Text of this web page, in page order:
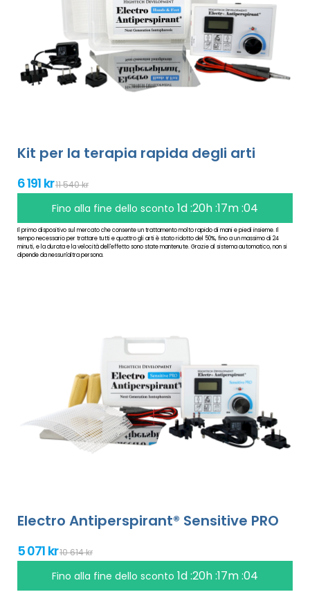
Kit per la terapia rapida degli arti
6 191 kr11 540 kr
Fino alla fine dello sconto1d :20h :17m :03
Il primo dispositivo sul mercato che consente un trattamento molto rapido di mani e piedi insieme. Il
tempo necessario per trattare tutti e quattro gli arti è stato ridotto del 50%, fino a un massimo di 24
minuti, e la durata e la velocità dell'effetto sono state mantenute. Grazie al sistema automatico, non si
dipende da nessun'altra persona.
Electro Antiperspirant® Sensitive PRO
5 071 kr10 614 kr
Fino alla fine dello sconto1d :20h :17m :03